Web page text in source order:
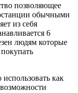
позволяющее
обычными
из себя
6
людям которые
как